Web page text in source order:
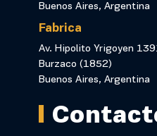
Buenos Aires, Argentina
Fabrica
Av. Hipolito Yrigoyen
Burzaco (1852)
Buenos Aires, Argentina